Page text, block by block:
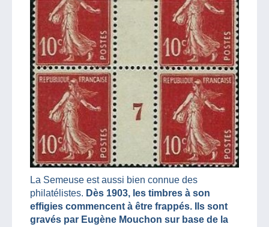
La Semeuse est aussi bien connue des
philatélistes. Dès 1903, les timbres à son
effigies commencent à être frappés. Ils sont
gravés par Eugène Mouchon sur base de la